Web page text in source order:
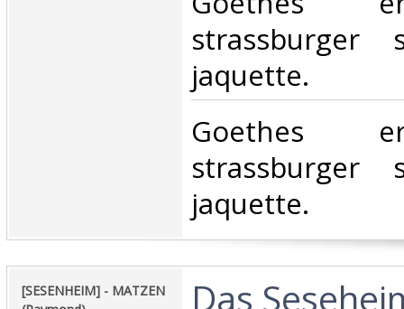
strassburger
jaquette.‎
‎Goethes
strassburger
jaquette.‎
‎[SESENHEIM] - MATZEN
‎Das